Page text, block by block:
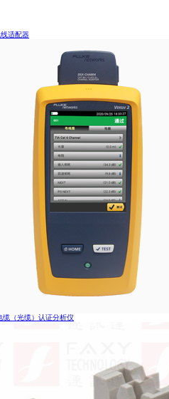
适配器
缆（光缆）认证分析仪